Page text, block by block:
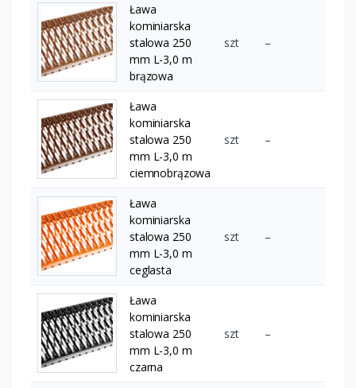
Ława
kominiarska
stalowa 250
mm L-3,0 m
brązowa
szt –
Ława
kominiarska
stalowa 250
mm L-3,0 m
ciemnobrązowa
szt –
Ława
kominiarska
stalowa 250
mm L-3,0 m
ceglasta
szt –
Ława
kominiarska
stalowa 250
mm L-3,0 m
czarna
szt –